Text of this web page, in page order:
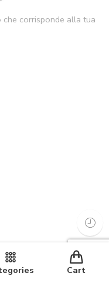
corrisponde alla tua
Cart